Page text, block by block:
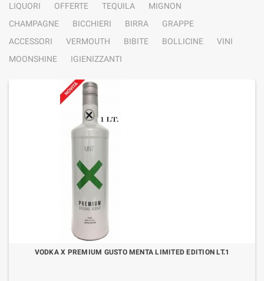
LIQUORI
OFFERTE TEQUILA
MIGNON
CHAMPAGNE
BICCHIERI BIRRA
GRAPPE
ACCESSORI
VERMOUTH BIBITE BOLLICINE
VINI
MOONSHINE
IGIENIZZANTI
VODKA X PREMIUM GUSTO MENTA LIMITED EDITION LT.1